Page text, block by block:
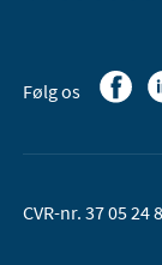
Følg os
CVR-nr. 37 05 24